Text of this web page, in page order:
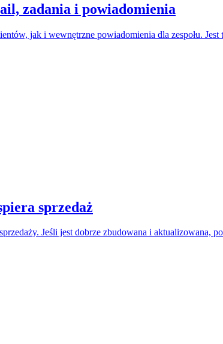
zadania i powiadomienia
jak i wewnętrzne powiadomienia dla zespołu.
sprzedaż
Jeśli jest dobrze zbudowana i aktualizowana,